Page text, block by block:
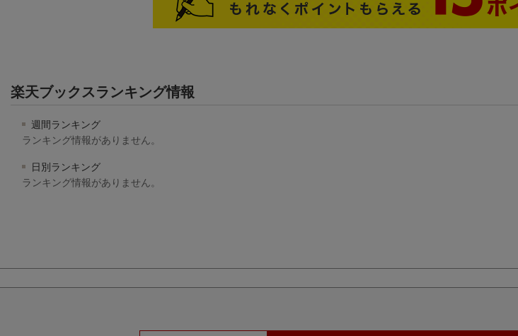
楽天ブックスランキング情報
週間ランキング
ランキング情報がありません。
日別ランキング
ランキング情報がありません。